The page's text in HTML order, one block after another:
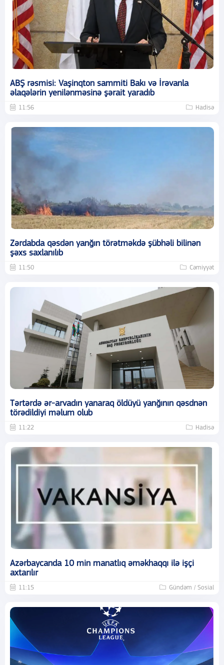
ABŞ rəsmisi: Vaşinqton sammiti Bakı və İrəvanla
əlaqələrin yenilənməsinə şərait yaradıb
11:56 Hadisə
Zərdabda qəsdən yanğın törətməkdə şübhəli bilinən
şəxs saxlanılıb
11:50 Cəmiyyət
Tərtərdə ər-arvadın yanaraq öldüyü yanğının qəsdnən
törədildiyi məlum olub
11:22 Hadisə
Azərbaycanda 10 min manatlıq əməkhaqqı ilə işçi
axtarılır
11:15 Gündəm / Sosial